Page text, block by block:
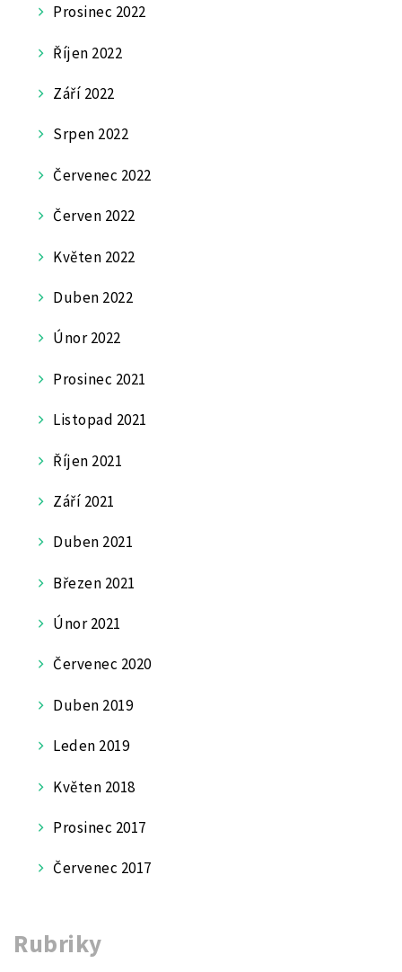
Prosinec 2022
Říjen 2022
Září 2022
Srpen 2022
Červenec 2022
Červen 2022
Květen 2022
Duben 2022
Únor 2022
Prosinec 2021
Listopad 2021
Říjen 2021
Září 2021
Duben 2021
Březen 2021
Únor 2021
Červenec 2020
Duben 2019
Leden 2019
Květen 2018
Prosinec 2017
Červenec 2017
Rubriky